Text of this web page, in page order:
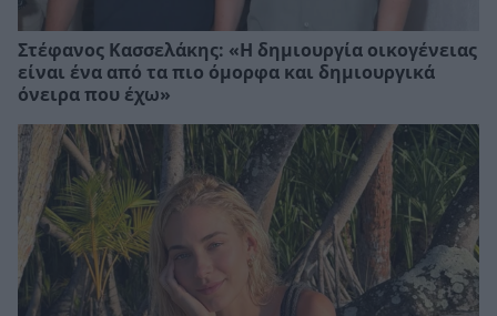
Στέφανος Κασσελάκης: «Η δηµιουργία οικογένειας
είναι ένα από τα πιο όµορφα και δηµιουργικά
όνειρα που έχω»